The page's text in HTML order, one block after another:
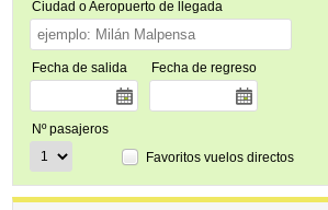
Ciudad o Aeropuerto de llegada
Fecha de salida Fecha de regreso
Nº pasajeros
Favoritos vuelos directos